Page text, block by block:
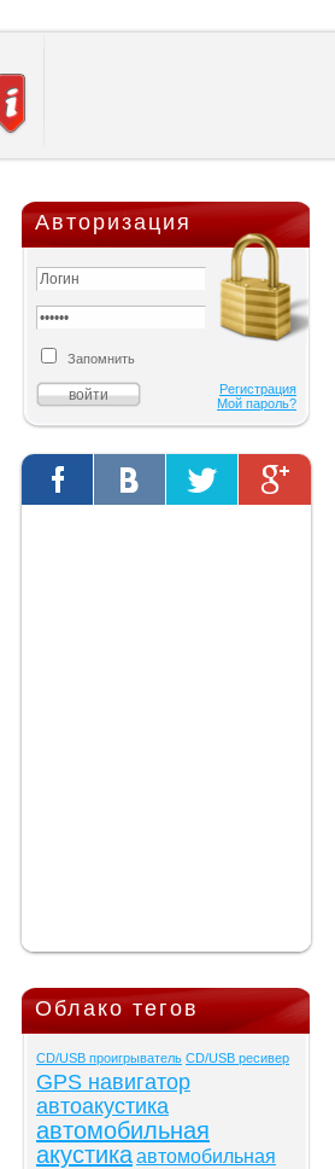
Авторизация
Запомнить
Регистрация
Мой пароль?
Облако тегов
CD/USB проигрыватель CD/USB ресивер
GPS навигатор
автоакустика
автомобильная
акустикаавтомобильная